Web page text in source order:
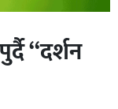
“दर्शन